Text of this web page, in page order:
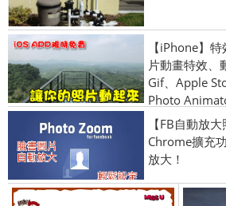
【iPhone】
片動畫特效、
Gif、Apple
Photo
【FB自動放
Chrome擴充
放大！